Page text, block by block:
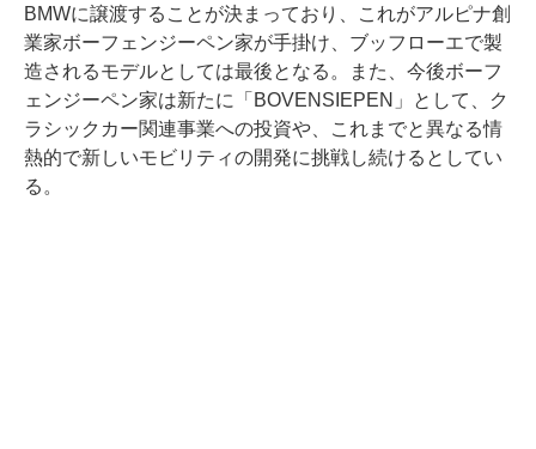
BMWに譲渡することが決まっており、これがアルピナ創
業家ボーフェンジーペン家が手掛け、ブッフローエで製
造されるモデルとしては最後となる。また、今後ボーフ
ェンジーペン家は新たに「BOVENSIEPEN」として、ク
ラシックカー関連事業への投資や、これまでと異なる情
熱的で新しいモビリティの開発に挑戦し続けるとしてい
る。